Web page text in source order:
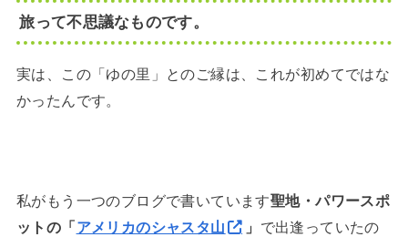
旅って不思議なものです。
実は、この「ゆの里」とのご縁は、これが初めてではな
かったんです。
私がもう一つのブログで書いています聖地・パワースポ
ットの「 アメリカのシャスタ山 」 で出逢っていたの